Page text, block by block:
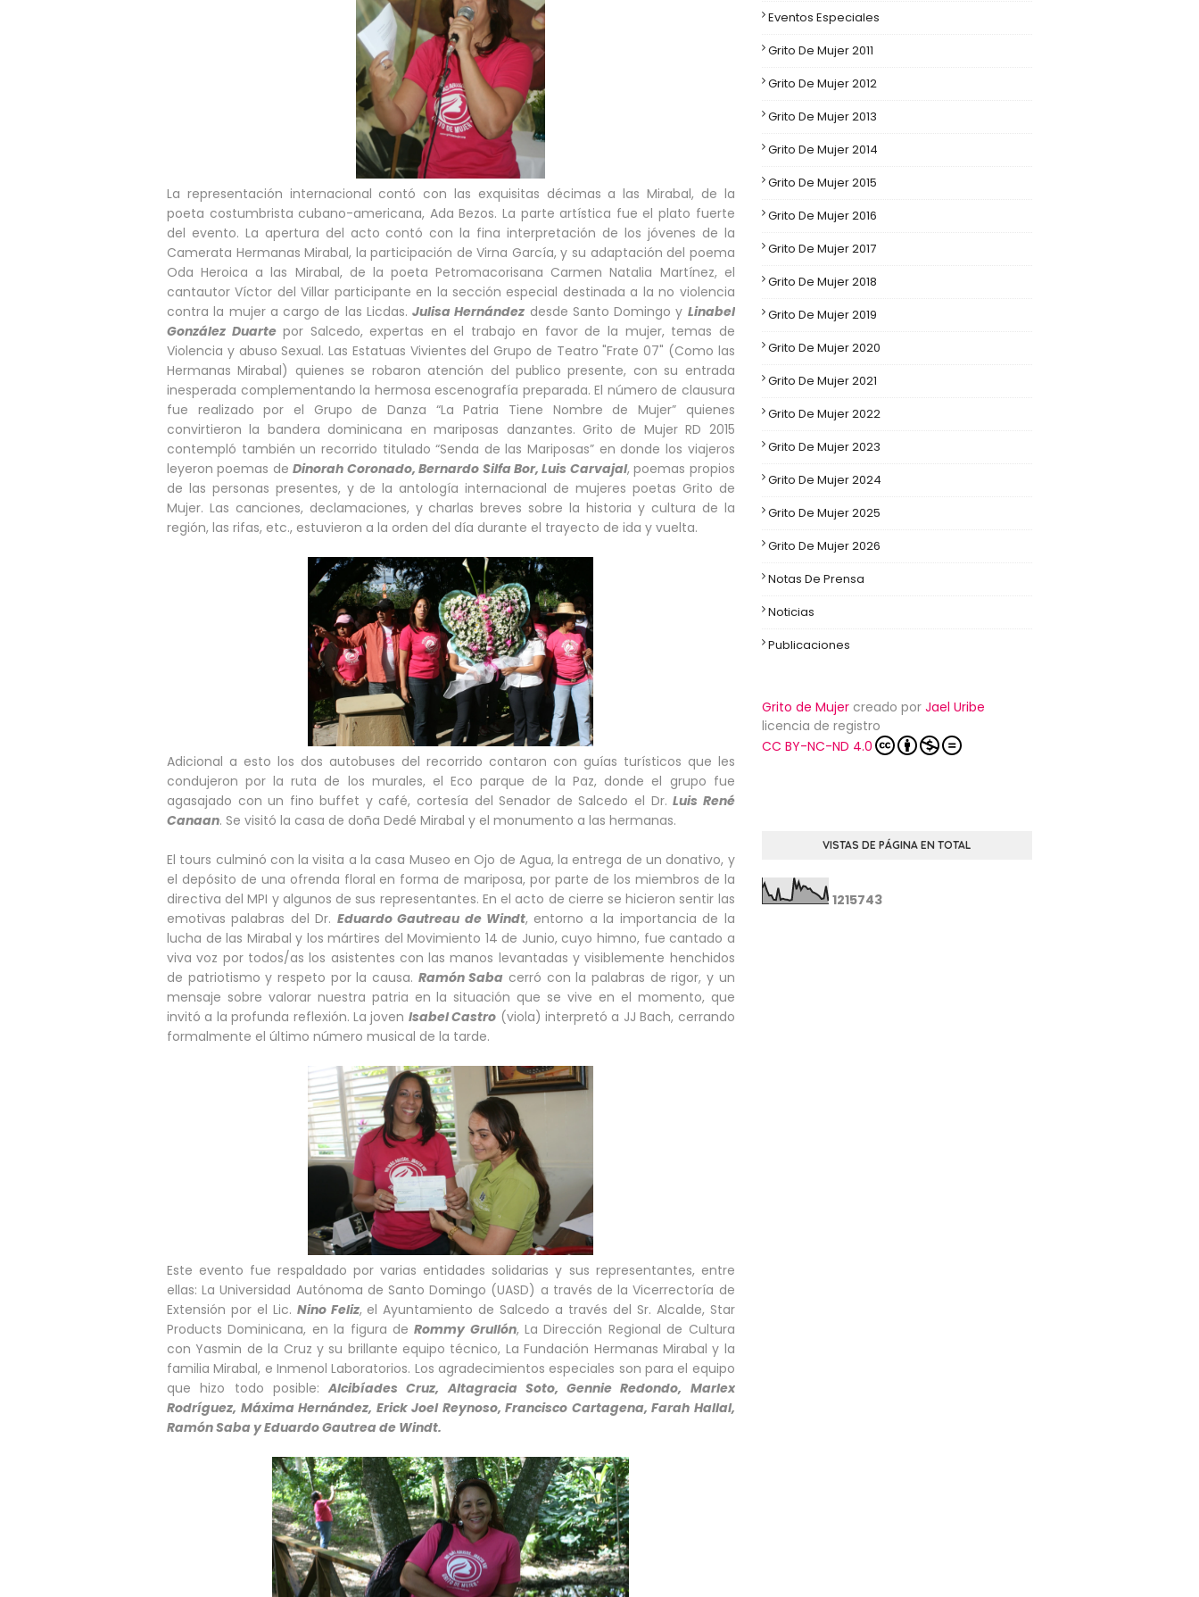
La representación internacional contó con las exquisitas décimas a las Mirabal, de la
poeta costumbrista cubano-americana, Ada Bezos. La parte artística fue el plato fuerte
del evento. La apertura del acto contó con la fina interpretación de los jóvenes de la
Camerata Hermanas Mirabal, la participación de Virna García, y su adaptación del poema
Oda Heroica a las Mirabal, de la poeta Petromacorisana Carmen Natalia Martínez, el
cantautor Víctor del Villar participante en la sección especial destinada a la no violencia
contra la mujer a cargo de las Licdas.Julisa Hernández desde Santo Domingo y Linabel
González Duartepor Salcedo, expertas en el trabajo en favor de la mujer, temas de
Violencia y abuso Sexual. Las Estatuas Vivientes del Grupo de Teatro "Frate 07" (Como las
Hermanas Mirabal) quienes se robaron atención del publico presente, con su entrada
inesperada complementando la hermosa escenografía preparada. El número de clausura
fue realizado por el Grupo de Danza “La Patria Tiene Nombre de Mujer” quienes
convirtieron la bandera dominicana en mariposas danzantes. Grito de Mujer RD 2015
contempló también un recorrido titulado “Senda de las Mariposas” en donde los viajeros
leyeron poemas deDinorah Coronado, Bernardo Silfa Bor, Luis Carvajal, poemas propios
de las personas presentes, y de la antología internacional de mujeres poetas Grito de
Mujer. Las canciones, declamaciones, y charlas breves sobre la historia y cultura de la
región, las rifas, etc., estuvieron a la orden del día durante el trayecto de ida y vuelta.
Adicional a esto los dos autobuses del recorrido contaron con guías turísticos que les
condujeron por la ruta de los murales, el Eco parque de la Paz, donde el grupo fue
agasajado con un fino buffet y café, cortesía del Senador de Salcedo el Dr.Luis René
Canaan. Se visitó la casa de doña Dedé Mirabal y el monumento a las hermanas.
El tours culminó con la visita a la casa Museo en Ojo de Agua, la entrega de un donativo, y
el depósito de una ofrenda floral en forma de mariposa, por parte de los miembros de la
directiva del MPI y algunos de sus representantes. En el acto de cierre se hicieron sentir las
emotivas palabras del Dr. Eduardo Gautreau de Windt, entorno a la importancia de la
lucha de las Mirabal y los mártires del Movimiento 14 de Junio, cuyo himno, fue cantado a
viva voz por todos/as los asistentes con las manos levantadas y visiblemente henchidos
de patriotismo y respeto por la causa. Ramón Saba cerró con la palabras de rigor, y un
mensaje sobre valorar nuestra patria en la situación que se vive en el momento, que
invitó a la profunda reflexión. La joven Isabel Castro (viola) interpretó a JJ Bach, cerrando
formalmente el último número musical de la tarde.
Este evento fue respaldado por varias entidades solidarias y sus representantes, entre
ellas: La Universidad Autónoma de Santo Domingo (UASD) a través de la Vicerrectoría de
Extensión por el Lic. Nino Feliz, el Ayuntamiento de Salcedo a través del Sr. Alcalde, Star
Products Dominicana, en la figura deRommy Grullón, La Dirección Regional de Cultura
con Yasmin de la Cruz y su brillante equipo técnico, La Fundación Hermanas Mirabal y la
familia Mirabal, e Inmenol Laboratorios. Los agradecimientos especiales son para el equipo
que hizo todo posible:Alcibíades Cruz, Altagracia Soto, Gennie Redondo, Marlex
Rodríguez, Máxima Hernández, Erick Joel Reynoso, Francisco Cartagena, Farah Hallal,
Ramón Saba y Eduardo Gautrea de Windt.
Eventos Especiales
Grito De Mujer 2011
Grito De Mujer 2012
Grito De Mujer 2013
Grito De Mujer 2014
Grito De Mujer 2015
Grito De Mujer 2016
Grito De Mujer 2017
Grito De Mujer 2018
Grito De Mujer 2019
Grito De Mujer 2020
Grito De Mujer 2021
Grito De Mujer 2022
Grito De Mujer 2023
Grito De Mujer 2024
Grito De Mujer 2025
Grito De Mujer 2026
Notas De Prensa
Noticias
Publicaciones
Grito de Mujercreado por Jael Uribe
licencia de registro
CC BY-NC-ND 4.0
VISTAS DE PÁGINA EN TOTAL
1215743